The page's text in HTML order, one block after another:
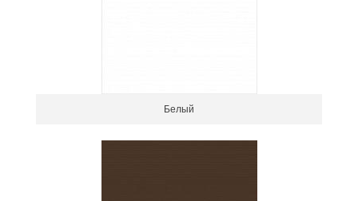
Белый